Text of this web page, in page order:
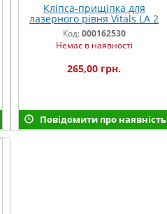
Кліпса-прищіпка для
лазерного рівня Vitals LA 2
Код:000162530
Немає в наявності
265,00 грн.
Повідомити про наявність